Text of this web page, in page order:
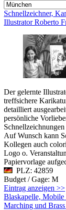
Schnellzeichner,
Illustrator Roberto
Der gelernte
treffsichere
detailliert
persönliche
Auf Wunsch kann
Kollegen auch
Logo o.
Papiervorlage
PLZ: 42859
Budget / Gage: M
Eintrag anzeigen >>
Blaskapelle, Mobile
Marching und